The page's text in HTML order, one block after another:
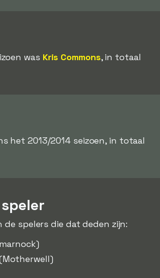
was Kris Commons, in totaal
2013/2014 seizoen, in totaal
de spelers die dat deden zijn: